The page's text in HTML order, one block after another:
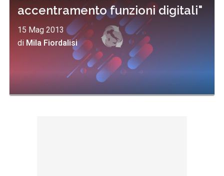
accentramento funzioni digitali"
15 Mag 2013
di Mila Fiordalisi